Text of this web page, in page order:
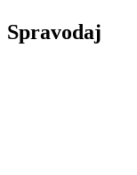
Spravodaj